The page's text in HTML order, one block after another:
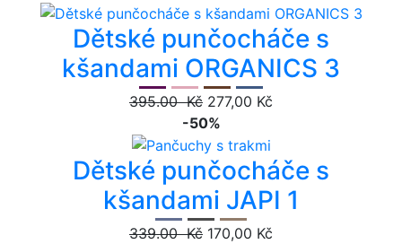
Dětské punčocháče s
kšandami ORGANICS 3
395.00 Kč 277,00 Kč
-50%
Dětské punčocháče s
kšandami JAPI 1
339.00 Kč 170,00 Kč